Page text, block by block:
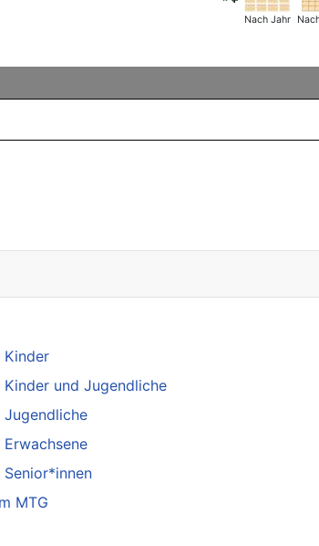
Nach Jahr
Kinder
und Jugendliche
MTG